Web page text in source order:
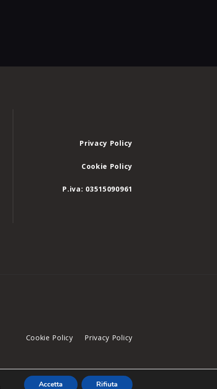
Privacy Policy
Cookie Policy
P.iva: 03515090961
Cookie Policy Privacy Policy
Accetta Rifiuta